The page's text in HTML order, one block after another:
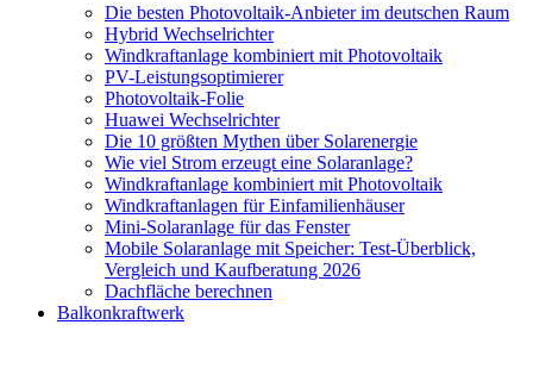
Die besten Photovoltaik-Anbieter im deutschen Raum
Hybrid Wechselrichter
Windkraftanlage kombiniert mit Photovoltaik
PV-Leistungsoptimierer
Photovoltaik-Folie
Huawei Wechselrichter
Die 10 größten Mythen über Solarenergie
Wie viel Strom erzeugt eine Solaranlage?
Windkraftanlage kombiniert mit Photovoltaik
Windkraftanlagen für Einfamilienhäuser
Mini-Solaranlage für das Fenster
Mobile Solaranlage mit Speicher: Test-Überblick,
Vergleich und Kaufberatung 2026
Dachfläche berechnen
Balkonkraftwerk